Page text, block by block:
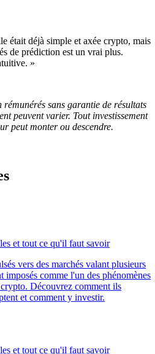
était déjà simple et axée crypto, mais
de prédiction est un vrai plus.
»
rémunérés sans garantie de résultats
peuvent varier. Tout investissement
peut monter ou descendre.
et tout ce qu'il faut savoir
vers des marchés valant plusieurs
imposés comme l'un des phénomènes
Découvrez comment ils
et comment y investir.
et tout ce qu'il faut savoir